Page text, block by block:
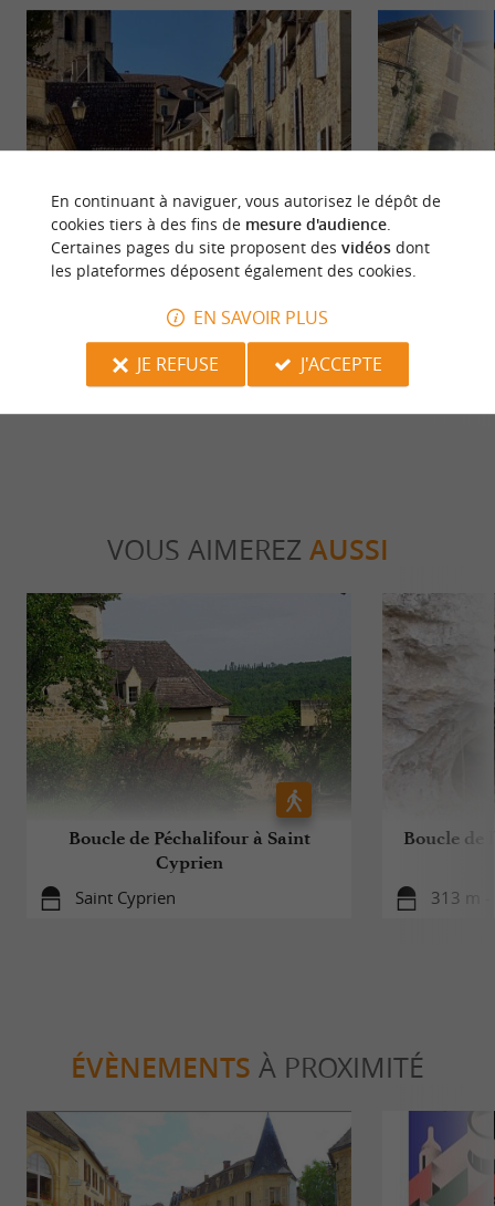
Prieuré de Redon L'espic
102 m - Saint Cyprien
Saint-Cyprien
VOUS AIMEREZ AUSSI
Boucle de Péchalifour à Saint
Cyprien
Saint Cyprien
Boucle de
313 m -
ÉVÈNEMENTS À PROXIMITÉ
En continuant à naviguer, vous autorisez le dépôt de
cookies tiers à des fins de mesure d'audience.
Certaines pages du site proposent des vidéosdont
les plateformes déposent également des cookies.
EN SAVOIR PLUS
JE REFUSE
J'ACCEPTE